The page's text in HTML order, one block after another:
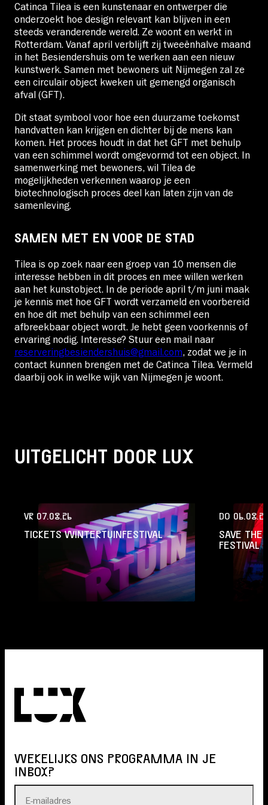
Catinca Tilea is een kunstenaar en ontwerper die
onderzoekt hoe design relevant kan blijven in een
steeds veranderende wereld. Ze woont en werkt in
Rotterdam. Vanaf april verblijft zij tweeënhalve maand
in het Besiendershuis om te werken aan een nieuw
kunstwerk. Samen met bewoners uit Nijmegen zal ze
een circulair object kweken uit gemengd organisch
afval (GFT).
Dit staat symbool voor hoe een duurzame toekomst
handvatten kan krijgen en dichter bij de mens kan
komen. Het proces houdt in dat het GFT met behulp
van een schimmel wordt omgevormd tot een object. In
samenwerking met bewoners, wil Tilea de
mogelijkheden verkennen waarop je een
biotechnologisch proces deel kan laten zijn van de
samenleving.
SAMEN MET EN VOOR DE STAD
Tilea is op zoek naar een groep van 10 mensen die
interesse hebben in dit proces en mee willen werken
aan het kunstobject. In de periode april t/m juni maak
je kennis met hoe GFT wordt verzameld en voorbereid
en hoe dit met behulp van een schimmel een
afbreekbaar object wordt. Je hebt geen voorkennis of
ervaring nodig. Interesse? Stuur een mail naar
reserveringbesiendershuis@gmail.com, zodat we je in
contact kunnen brengen met de Catinca Tilea. Vermeld
daarbij ook in welke wijk van Nijmegen je woont.
UITGELICHT DOOR LUX
VR 07.08.26
TICKETS WINTERTUINFESTIVAL
DO
SAVE THE
FESTIVAL
WEKELIJKS ONS PROGRAMMA IN JE
INBOX?